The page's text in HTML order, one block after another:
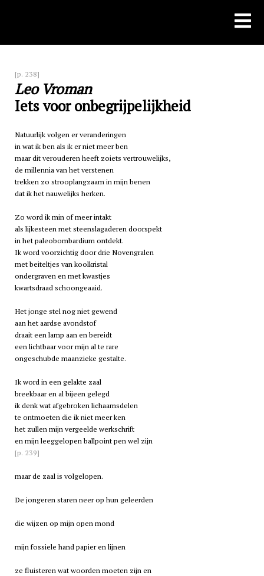
[p. 238]
Leo Vroman
Iets voor onbegrijpelijkheid
Natuurlijk volgen er veranderingen
in wat ik ben als ik er niet meer ben
maar dit verouderen heeft zoiets vertrouwelijks,
de millennia van het verstenen
trekken zo strooplangzaam in mijn benen
dat ik het nauwelijks herken.
Zo word ik min of meer intakt
als lijkesteen met steenslagaderen doorspekt
in het paleobombardium ontdekt.
Ik word voorzichtig door drie Novengralen
met beiteltjes van koolkristal
ondergraven en met kwastjes
kwartsdraad schoongeaaid.
Het jonge stel nog niet gewend
aan het aardse avondstof
draait een lamp aan en bereidt
een lichtbaar voor mijn al te rare
ongeschubde maanzieke gestalte.
Ik word in een gelakte zaal
breekbaar en al bijeen gelegd
ik denk wat afgebroken lichaamsdelen
te ontmoeten die ik niet meer ken
het zullen mijn vergeelde werkschrift
en mijn leeggelopen ballpoint pen wel zijn
[p. 239]
maar de zaal is volgelopen.
De jongeren staren neer op hun geleerden
die wijzen op mijn open mond
mijn fossiele hand papier en lijnen
ze fluisteren wat woorden moeten zijn en